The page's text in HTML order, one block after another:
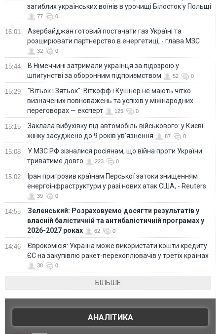
загиблих українських воїнів в урочищі Білосток у Польщі
77 0
16:01
Азербайджан готовий постачати газ Україні та
розширювати партнерство в енергетиці, - глава МЗС
32 0
15:44
В Німеччині затримали українця за підозрою у
шпигунстві за оборонним підприємством
52 0
15:29
"Вітьок і Зятьок": Віткофф і Кушнер не мають чітко
визначених повноважень та успіхів у міжнародних
переговорах — експерт
125 0
15:15
Заклала вибухівку під автомобіль військового: у Києві
жінку засуджено до 9 років ув’язнення
87 0
15:08
У МЗС РФ зізналися росіянам, що війна проти України
триватиме довго
223 0
15:02
Іран пригрозив країнам Перської затоки знищенням
енергоінфраструктури у разі нових атак США, - Reuters
39 0
14:55
Зеленський: Розраховуємо досягти результатів у
власній балістичній та антибалістичній програмах у
2026-2027 роках
62 0
14:46
Єврокомісія: Україна може використати кошти кредиту
ЄС на закупівлю ракет-перехоплювачів у третіх країнах
38 0
БІЛЬШЕ
АНАЛІТИКА